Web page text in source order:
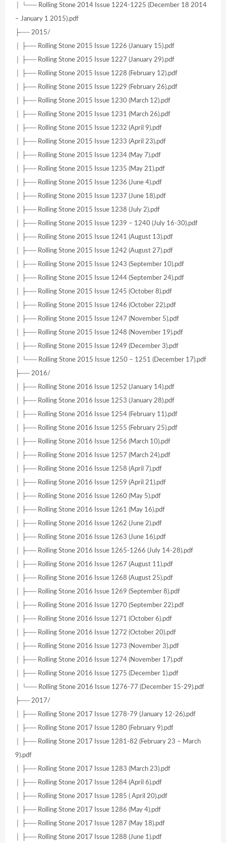
│ └── Rolling Stone 2014 Issue 1224-1225 (December 18 2014
– January 1 2015).pdf
├── 2015/
│ ├── Rolling Stone 2015 Issue 1226 (January 15).pdf
│ ├── Rolling Stone 2015 Issue 1227 (January 29).pdf
│ ├── Rolling Stone 2015 Issue 1228 (February 12).pdf
│ ├── Rolling Stone 2015 Issue 1229 (February 26).pdf
│ ├── Rolling Stone 2015 Issue 1230 (March 12).pdf
│ ├── Rolling Stone 2015 Issue 1231 (March 26).pdf
│ ├── Rolling Stone 2015 Issue 1232 (April 9).pdf
│ ├── Rolling Stone 2015 Issue 1233 (April 23).pdf
│ ├── Rolling Stone 2015 Issue 1234 (May 7).pdf
│ ├── Rolling Stone 2015 Issue 1235 (May 21).pdf
│ ├── Rolling Stone 2015 Issue 1236 (June 4).pdf
│ ├── Rolling Stone 2015 Issue 1237 (June 18).pdf
│ ├── Rolling Stone 2015 Issue 1238 (July 2).pdf
│ ├── Rolling Stone 2015 Issue 1239 – 1240 (July 16-30).pdf
│ ├── Rolling Stone 2015 Issue 1241 (August 13).pdf
│ ├── Rolling Stone 2015 Issue 1242 (August 27).pdf
│ ├── Rolling Stone 2015 Issue 1243 (September 10).pdf
│ ├── Rolling Stone 2015 Issue 1244 (September 24).pdf
│ ├── Rolling Stone 2015 Issue 1245 (October 8).pdf
│ ├── Rolling Stone 2015 Issue 1246 (October 22).pdf
│ ├── Rolling Stone 2015 Issue 1247 (November 5).pdf
│ ├── Rolling Stone 2015 Issue 1248 (November 19).pdf
│ ├── Rolling Stone 2015 Issue 1249 (December 3).pdf
│ └── Rolling Stone 2015 Issue 1250 – 1251 (December 17).pdf
├── 2016/
│ ├── Rolling Stone 2016 Issue 1252 (January 14).pdf
│ ├── Rolling Stone 2016 Issue 1253 (January 28).pdf
│ ├── Rolling Stone 2016 Issue 1254 (February 11).pdf
│ ├── Rolling Stone 2016 Issue 1255 (February 25).pdf
│ ├── Rolling Stone 2016 Issue 1256 (March 10).pdf
│ ├── Rolling Stone 2016 Issue 1257 (March 24).pdf
│ ├── Rolling Stone 2016 Issue 1258 (April 7).pdf
│ ├── Rolling Stone 2016 Issue 1259 (April 21).pdf
│ ├── Rolling Stone 2016 Issue 1260 (May 5).pdf
│ ├── Rolling Stone 2016 Issue 1261 (May 16).pdf
│ ├── Rolling Stone 2016 Issue 1262 (June 2).pdf
│ ├── Rolling Stone 2016 Issue 1263 (June 16).pdf
│ ├── Rolling Stone 2016 Issue 1265-1266 (July 14-28).pdf
│ ├── Rolling Stone 2016 Issue 1267 (August 11).pdf
│ ├── Rolling Stone 2016 Issue 1268 (August 25).pdf
│ ├── Rolling Stone 2016 Issue 1269 (September 8).pdf
│ ├── Rolling Stone 2016 Issue 1270 (September 22).pdf
│ ├── Rolling Stone 2016 Issue 1271 (October 6).pdf
│ ├── Rolling Stone 2016 Issue 1272 (October 20).pdf
│ ├── Rolling Stone 2016 Issue 1273 (November 3).pdf
│ ├── Rolling Stone 2016 Issue 1274 (November 17).pdf
│ ├── Rolling Stone 2016 Issue 1275 (December 1).pdf
│ └── Rolling Stone 2016 Issue 1276-77 (December 15-29).pdf
├── 2017/
│ ├── Rolling Stone 2017 Issue 1278-79 (January 12-26).pdf
│ ├── Rolling Stone 2017 Issue 1280 (February 9).pdf
│ ├── Rolling Stone 2017 Issue 1281-82 (February 23 – March
9).pdf
│ ├── Rolling Stone 2017 Issue 1283 (March 23).pdf
│ ├── Rolling Stone 2017 Issue 1284 (April 6).pdf
│ ├── Rolling Stone 2017 Issue 1285 ( April 20).pdf
│ ├── Rolling Stone 2017 Issue 1286 (May 4).pdf
│ ├── Rolling Stone 2017 Issue 1287 (May 18).pdf
│ ├── Rolling Stone 2017 Issue 1288 (June 1).pdf